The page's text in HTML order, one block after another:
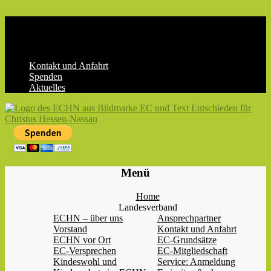
Kontakt und Anfahrt
Spenden
Aktuelles
ECHN
EC-
Menü
Home
Landesverband
ECHN – über uns
Ansprechpartner
Vorstand
Kontakt und Anfahrt
ECHN vor Ort
EC-Grundsätze
EC-Versprechen
EC-Mitgliedschaft
Kindeswohl und
Service: Anmeldung